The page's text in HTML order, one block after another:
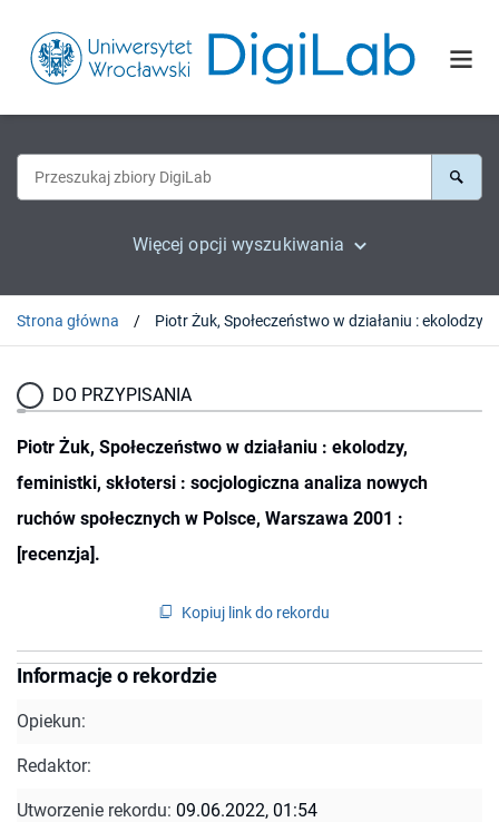
Więcej opcji wyszukiwania
Strona główna
DO PRZYPISANIA
Piotr Żuk, Społeczeństwo w działaniu : ekolodzy,
feministki, skłotersi : socjologiczna analiza nowych
ruchów społecznych w Polsce, Warszawa 2001 :
[recenzja].
Kopiuj link do rekordu
Informacje o rekordzie
Opiekun:
Redaktor:
Utworzenie rekordu: 09.06.2022, 01:54